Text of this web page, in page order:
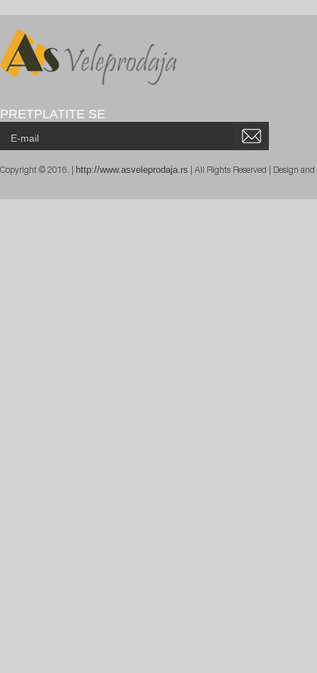
PRETPLATITE SE
Copyright © 2016. | http://www.asveleprodaja.rs | All Rights Reserved | Design